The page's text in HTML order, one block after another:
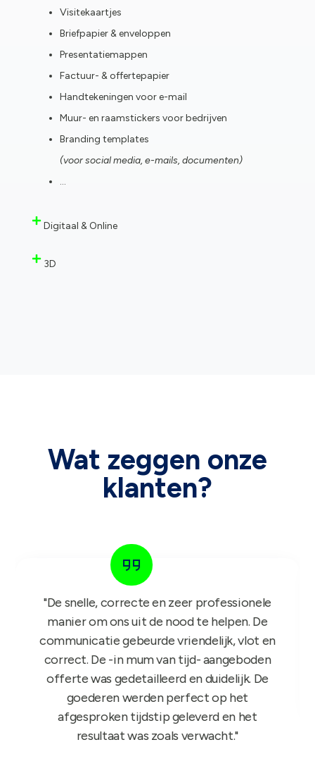
Visitekaartjes
Briefpapier & enveloppen
Presentatiemappen
Factuur- & offertepapier
Handtekeningen voor e-mail
Muur- en raamstickers voor bedrijven
Branding templates
(voor social media, e-mails, documenten)
…
Digitaal & Online
3D
Wat zeggen onze
klanten?
"Het GIFT FOR KIDS project is een succes in
de roos! Onze reps zijn er nu sinds maandag
mee aan de slag en niets dan lovende
feedback dus nogmaals bedankt!"